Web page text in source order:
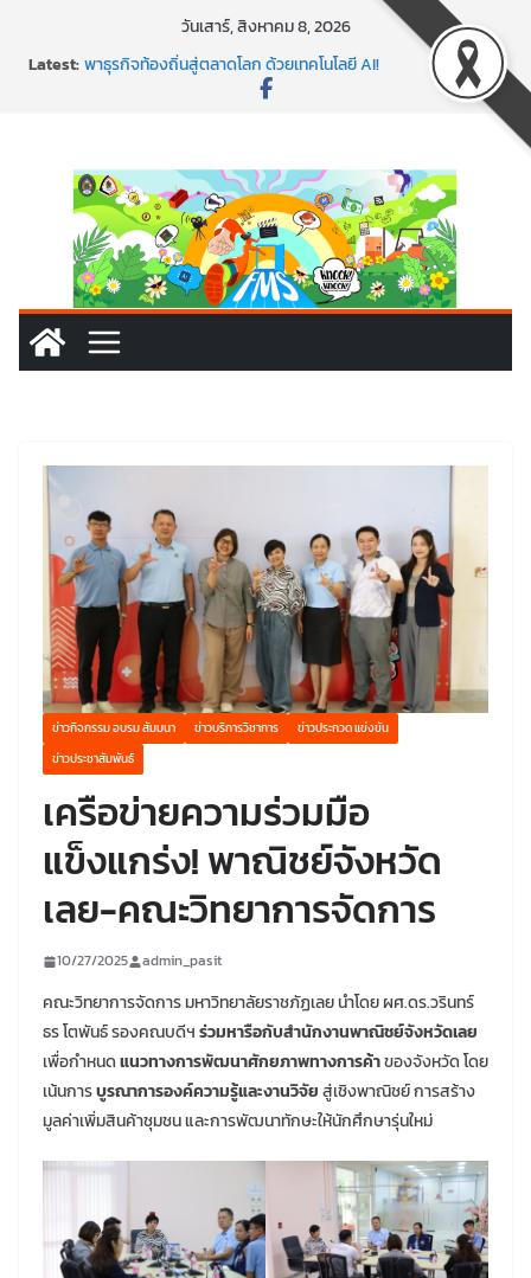
วันเสาร์, สิงหาคม 8, 2026
Latest:พาธุรกิจท้องถิ่นสู่ตลาดโลก ด้วยเทคโนโลยี AI!
SMEs ยุคนี้ ถ้าไม่ใช้ AI ถือว่าพลาดมาก!
พร้อมลุยแล้ว! ปักหมุดโรดแมป AI อัปสกิลธุรกิจให้พุ่งทะยาน
ข่าวกิจกรรม อบรม สัมมนา ข่าวบริการวิชาการ
ข่าวประกวด แข่งขัน
ข่าวประชาสัมพันธ์
เครือข่ายความร่วมมือ
แข็งแกร่ง! พาณิชย์จังหวัด
เลย-คณะวิทยาการจัดการ
10/27/2025 admin_pasit
คณะวิทยาการจัดการ มหาวิทยาลัยราชภัฏเลย นำโดย ผศ.ดร.วรินทร์
ธร โตพันธ์ รองคณบดีฯร่วมหารือกับสำนักงานพาณิชย์จังหวัดเลย
เพื่อกำหนดแนวทางการพัฒนาศักยภาพทางการค้าของจังหวัด โดย
เน้นการบูรณาการองค์ความรู้และงานวิจัยสู่เชิงพาณิชย์ การสร้าง
มูลค่าเพิ่มสินค้าชุมชน และการพัฒนาทักษะให้นักศึกษารุ่นใหม่